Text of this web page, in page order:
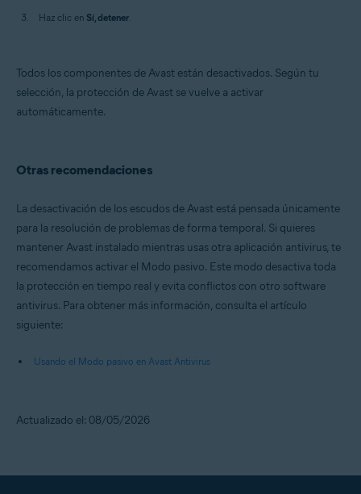
Haz clic en Sí, detener.
Todos los componentes de Avast están desactivados. Según tu
selección, la protección de Avast se vuelve a activar
automáticamente.
Otras recomendaciones
La desactivación de los escudos de Avast está pensada únicamente
para la resolución de problemas de forma temporal. Si quieres
mantener Avast instalado mientras usas otra aplicación antivirus, te
recomendamos activar el Modo pasivo. Este modo desactiva toda
la protección en tiempo real y evita conflictos con otro software
antivirus. Para obtener más información, consulta el artículo
siguiente:
Usando el Modo pasivo en Avast Antivirus
Actualizado el: 08/05/2026